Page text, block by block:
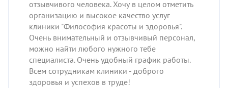
отзывчивого человека. Хочу в целом отметить
организацию и высокое качество услуг
клиники "Философия красоты и здоровья".
Очень внимательный и отзывчивый персонал,
можно найти любого нужного тебе
специалиста. Очень удобный график работы.
Всем сотрудникам клиники - доброго
здоровья и успехов в труде!